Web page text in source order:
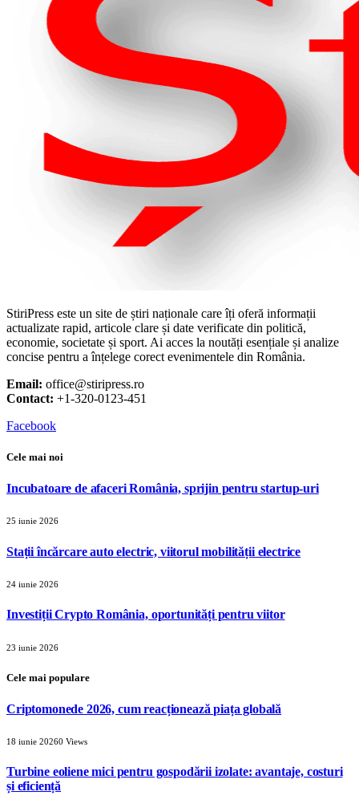
StiriPress este un site de știri naționale care îți oferă informații
actualizate rapid, articole clare și date verificate din politică,
economie, societate și sport. Ai acces la noutăți esențiale și analize
concise pentru a înțelege corect evenimentele din România.
Email: office@stiripress.ro
Contact: +1-320-0123-451
Facebook
Cele mai noi
Incubatoare de afaceri România, sprijin pentru startup-uri
25 iunie 2026
Stații încărcare auto electric, viitorul mobilității electrice
24 iunie 2026
Investiții Crypto România, oportunități pentru viitor
23 iunie 2026
Cele mai populare
Criptomonede 2026, cum reacționează piața globală
18 iunie 20260 Views
Turbine eoliene mici pentru gospodării izolate: avantaje, costuri
și eficiență